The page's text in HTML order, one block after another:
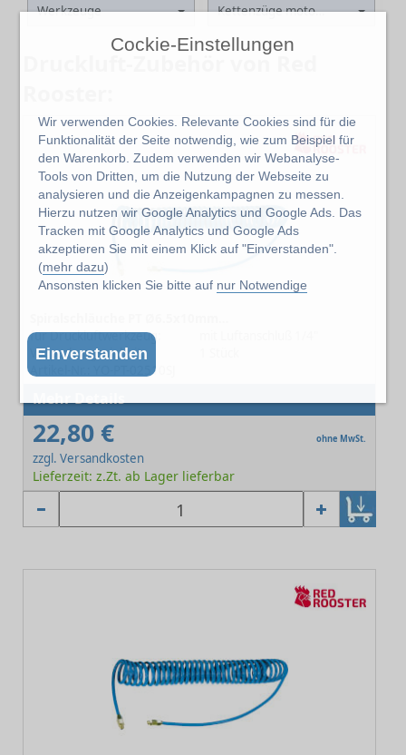
Cockie-Einstellungen
Wir verwenden Cookies. Relevante Cookies sind für die
Funktionalität der Seite notwendig, wie zum Beispiel für
den Warenkorb. Zudem verwenden wir Webanalyse-
Tools von Dritten, um die Nutzung der Webseite zu
analysieren und die Anzeigenkampagnen zu messen.
Hierzu nutzen wir Google Analytics und Google Ads. Das
Tracken mit Google Analytics und Google Ads
akzeptieren Sie mit einem Klick auf "Einverstanden".
(mehr dazu)
Ansonsten klicken Sie bitte auf nur Notwendige
Einverstanden
Werkzeuge Kettenzüge motorisch
Druckluft-Zubehör von Red
für Druckluftwerkzeug:
Verpackungseinheit:
Artikel-Nr.: YO-PT-02510SJ
Mehr Details
22,80 € ohne MwSt.
zzgl. Versandkosten
Lieferzeit: z.Zt. ab Lager lieferbar